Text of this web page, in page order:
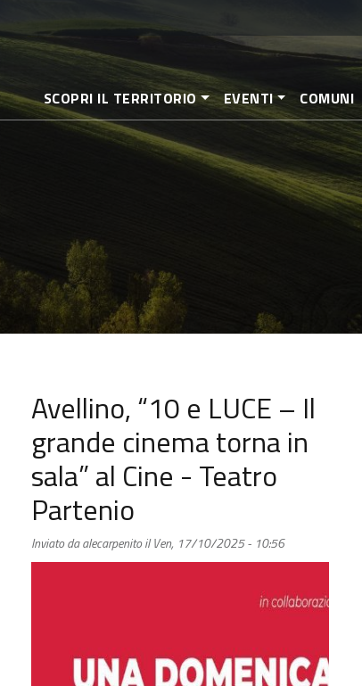
al
contenuto
principale
SCOPRI IL TERRITORIO EVENTI COMUNI
Avellino, “10 e LUCE – Il
grande cinema torna in
sala” al Cine - Teatro
Partenio
Inviato daalecarpenitoilVen, 17/10/2025 - 10:56